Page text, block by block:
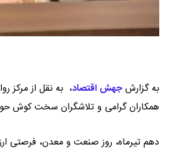
به گزارشجهش اقتصاد، به نقل از مرکز
همکاران گرامی و تلاشگران سخت کوش
دهم تیرماه، روز صنعت و معدن، فرصتی